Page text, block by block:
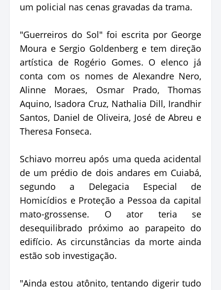
um policial nas cenas gravadas da trama.
"Guerreiros do Sol" foi escrita por George
Moura e Sergio Goldenberg e tem direção
artística de Rogério Gomes. O elenco já
conta com os nomes de Alexandre Nero,
Alinne Moraes, Osmar Prado, Thomas
Aquino, Isadora Cruz, Nathalia Dill, Irandhir
Santos, Daniel de Oliveira, José de Abreu e
Theresa Fonseca.
Schiavo morreu após uma queda acidental
de um prédio de dois andares em Cuiabá,
segundo a Delegacia Especial de
Homicídios e Proteção a Pessoa da capital
mato-grossense. O ator teria se
desequilibrado próximo ao parapeito do
edifício. As circunstâncias da morte ainda
estão sob investigação.
"Ainda estou atônito, tentando digerir tudo